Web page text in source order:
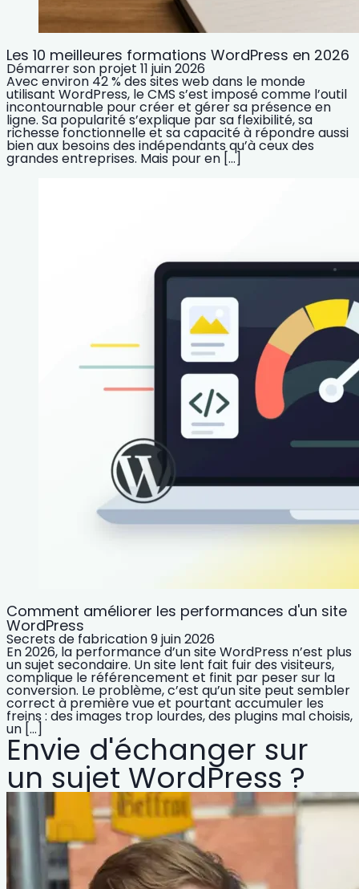
Les 10 meilleures formations WordPress en 2026
Démarrer son projet 11 juin 2026
Avec environ 42 % des sites web dans le monde
utilisant WordPress, le CMS s’est imposé comme l’outil
incontournable pour créer et gérer sa présence en
ligne. Sa popularité s’explique par sa flexibilité, sa
richesse fonctionnelle et sa capacité à répondre aussi
bien aux besoins des indépendants qu’à ceux des
grandes entreprises. Mais pour en […]
Comment améliorer les performances d'un site
WordPress
Secrets de fabrication9 juin 2026
En 2026, la performance d’un site WordPress n’est plus
un sujet secondaire. Un site lent fait fuir des visiteurs,
complique le référencement et finit par peser sur la
conversion. Le problème, c’est qu’un site peut sembler
correct à première vue et pourtant accumuler les
freins : des images trop lourdes, des plugins mal choisis,
un […]
Envie d'échanger sur
un sujet WordPress ?